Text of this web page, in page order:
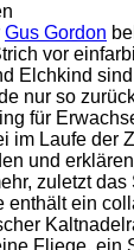
Gus Gordon
vor
Elchkind
nur so
für
im Laufe der
und
zuletzt das
enthält ein